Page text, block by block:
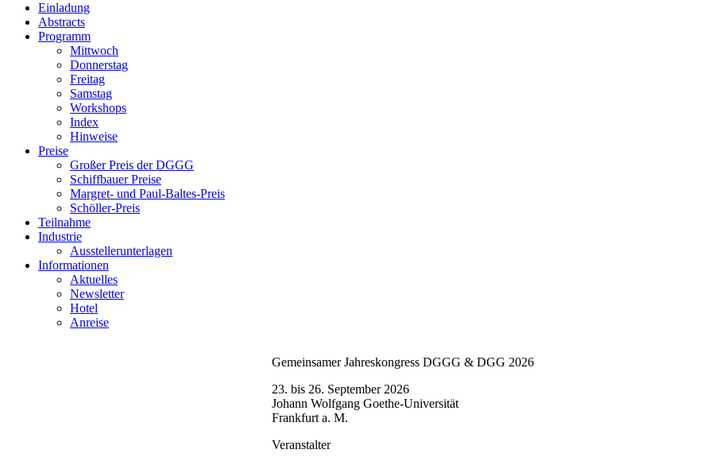
Einladung
Abstracts
Programm
Mittwoch
Donnerstag
Freitag
Samstag
Workshops
Index
Hinweise
Preise
Großer Preis der DGGG
Schiffbauer Preise
Margret- und Paul-Baltes-Preis
Schöller-Preis
Teilnahme
Industrie
Ausstellerunterlagen
Informationen
Aktuelles
Newsletter
Hotel
Anreise
Gemeinsamer Jahreskongress DGGG & DGG 2026
23. bis 26. September 2026
Johann Wolfgang Goethe-Universität
Frankfurt a. M.
Veranstalter